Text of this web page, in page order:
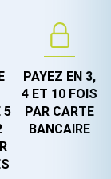
5
PAYEZ EN 3,
4 ET 10 FOIS
PAR CARTE
BANCAIRE